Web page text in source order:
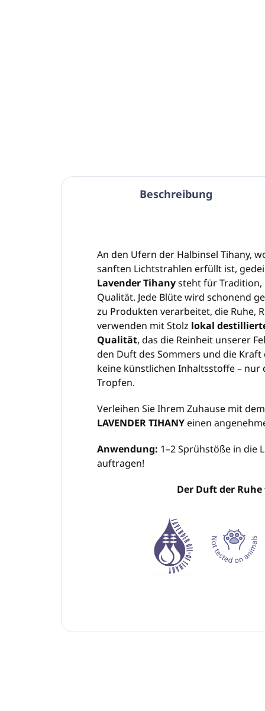
Beschreibung
An den Ufern der Halbinsel Tihany,
sanften Lichtstrahlen erfüllt ist,
Lavender Tihanysteht für Tradition,
Qualität. Jede Blüte wird schonend
zu Produkten verarbeitet, die Ruhe,
verwenden mit Stolz lokal
Qualität, das die Reinheit unserer
den Duft des Sommers und die Kraft
keine künstlichen Inhaltsstoffe – nur
Tropfen.
Verleihen Sie Ihrem Zuhause mit
LAVENDER TIHANY einen
Anwendung: 1–2 Sprühstöße in die
auftragen!
Der Duft der